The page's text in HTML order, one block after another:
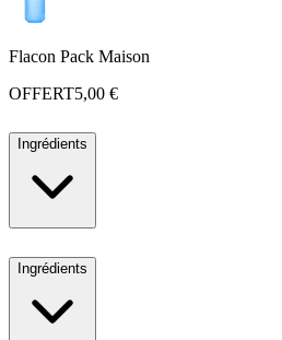
Flacon Pack Maison
OFFERT5,00 €
Ingrédients
Ingrédients